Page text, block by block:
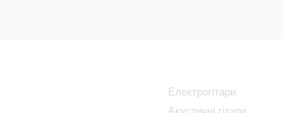
Електрогітари